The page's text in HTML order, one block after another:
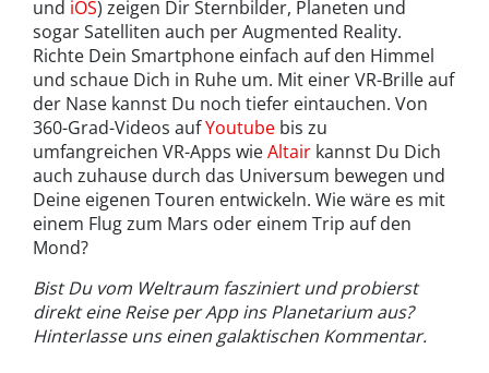
und iOS) zeigen Dir Sternbilder, Planeten und
sogar Satelliten auch per Augmented Reality.
Richte Dein Smartphone einfach auf den Himmel
und schaue Dich in Ruhe um. Mit einer VR-Brille auf
der Nase kannst Du noch tiefer eintauchen. Von
360-Grad-Videos aufYoutube bis zu
umfangreichen VR-Apps wieAltair kannst Du Dich
auch zuhause durch das Universum bewegen und
Deine eigenen Touren entwickeln. Wie wäre es mit
einem Flug zum Mars oder einem Trip auf den
Mond?
Bist Du vom Weltraum fasziniert und probierst
direkt eine Reise per App ins Planetarium aus?
Hinterlasse uns einen galaktischen Kommentar.